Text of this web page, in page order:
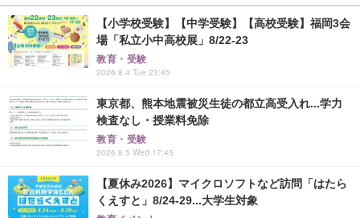
【小学校受験】【中学受験】【高校受験】福岡3会
場「私立小中高校展」8/22-23
教育・受験
2026.8.4 Tue 23:45
東京都、熊本地震被災生徒の都立高受入れ...学力
検査なし・授業料免除
教育・受験
2026.8.5 Wed 17:45
【夏休み2026】マイクロソフトなど訪問「はたら
くえすと」8/24-29...大学生対象